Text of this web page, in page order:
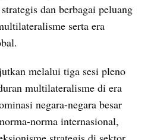
dan berbagai peluang
serta era
melalui tiga sesi pleno
multilateralisme di era
negara-negara besar
norma internasional,